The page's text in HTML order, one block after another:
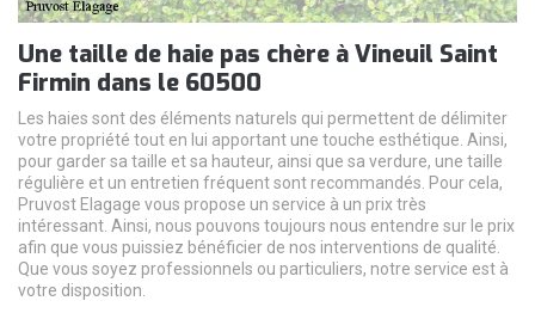
Une taille de haie pas chère à Vineuil Saint
Firmin dans le 60500
Les haies sont des éléments naturels qui permettent de délimiter
votre propriété tout en lui apportant une touche esthétique. Ainsi,
pour garder sa taille et sa hauteur, ainsi que sa verdure, une taille
régulière et un entretien fréquent sont recommandés. Pour cela,
Pruvost Elagage vous propose un service à un prix très
intéressant. Ainsi, nous pouvons toujours nous entendre sur le prix
afin que vous puissiez bénéficier de nos interventions de qualité.
Que vous soyez professionnels ou particuliers, notre service est à
votre disposition.